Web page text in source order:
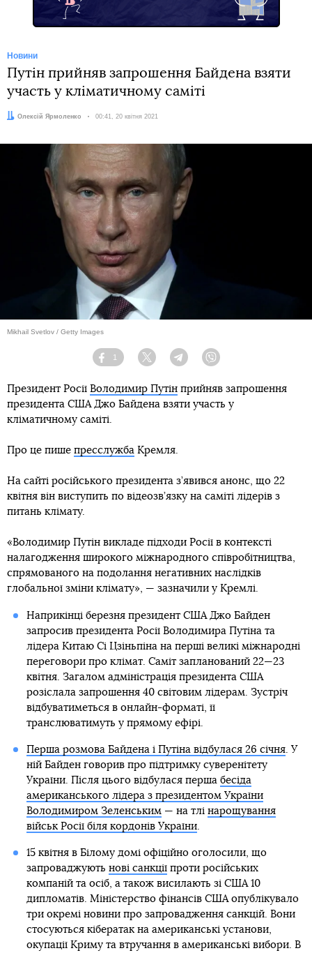
Новини
Путін прийняв запрошення Байдена взяти
участь у кліматичному саміті
Автор:
Олексій Ярмоленко Дата:
00:41, 20 квітня 2021
Mikhail Svetlov / Getty Images
Facebook
1
Twitter TelegramViber
Президент Росії Володимир Путін прийняв запрошення
президента США Джо Байдена взяти участь у
кліматичному саміті.
Про це пише пресслужба Кремля.
На сайті російського президента з’явився анонс, що 22
квітня він виступить по відеозв’язку на саміті лідерів з
питань клімату.
«Володимир Путін викладе підходи Росії в контексті
налагодження широкого міжнародного співробітництва,
спрямованого на подолання негативних наслідків
глобальної зміни клімату», — зазначили у Кремлі.
Наприкінці березня президент США Джо Байден
запросив президента Росії Володимира Путіна та
лідера Китаю Сі Цзіньпіна на перші великі міжнародні
переговори про клімат. Саміт запланований 22—23
квітня. Загалом адміністрація президента США
розіслала запрошення 40 світовим лідерам. Зустріч
відбуватиметься в онлайн-форматі, її
транслюватимуть у прямому ефірі.
Перша розмова Байдена і Путіна відбулася 26 січня. У
ній Байден говорив про підтримку суверенітету
України. Після цього відбулася перша бесіда
американського лідера з президентом України
Володимиром Зеленським— на тлі нарощування
військ Росії біля кордонів України.
15 квітня в Білому домі офіційно оголосили, що
запроваджують нові санкціїпроти російських
компаній та осіб, а також висилають зі США 10
дипломатів. Міністерство фінансів США опублікувало
три окремі новини про запровадження санкцій. Вони
стосуються кібератак на американські установи,
окупації Криму та втручання в американські вибори. В